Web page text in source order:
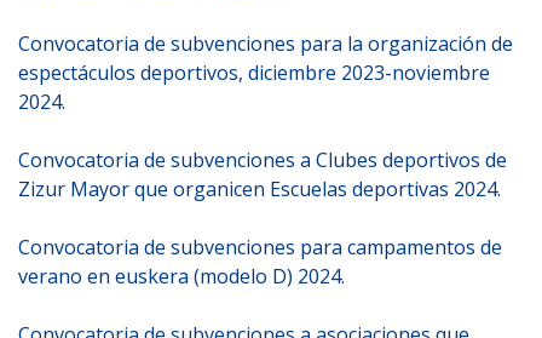
Convocatoria de subvenciones para la organización de
espectáculos deportivos, diciembre 2023-noviembre
2024.
Convocatoria de subvenciones a Clubes deportivos de
Zizur Mayor que organicen Escuelas deportivas 2024.
Convocatoria de subvenciones para campamentos de
verano en euskera (modelo D) 2024.